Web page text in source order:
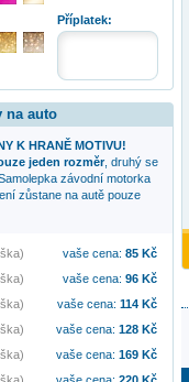
Příplatek:
na auto
K HRANĚ MOTIVU!
jeden rozměr, druhý se
závodní motorka
zůstane na autě pouze
vaše cena: 85Kč
vaše cena: 96Kč
vaše cena: 114Kč
vaše cena: 128Kč
vaše cena: 169Kč